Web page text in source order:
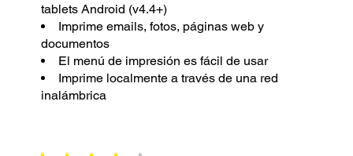
tablets Android (v4.4+)
Imprime emails, fotos, páginas web y
documentos
El menú de impresión es fácil de usar
Imprime localmente a través de una red
inalámbrica